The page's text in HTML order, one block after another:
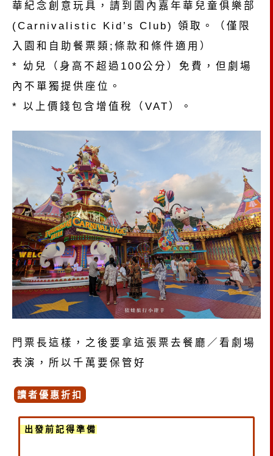
華紀念創意玩具，請到園內嘉年華兒童俱樂部
(Carnivalistic Kid’s Club) 領取。（僅限
入園和自助餐票類;條款和條件適用）
* 幼兒（身高不超過100公分）免費，但劇場
內不單獨提供座位。
* 以上價錢包含增值稅（VAT）。
門票長這樣，之後要拿這張票去餐廳／看劇場
表演，所以千萬要保管好
讀者優惠折扣
出發前記得準備